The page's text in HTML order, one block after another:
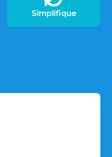
Simplifique